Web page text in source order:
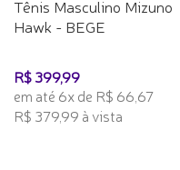
Tênis Masculino Mizuno
Hawk - BEGE
R$ 399,99
em até 6x de R$ 66,67
R$ 379,99 à vista